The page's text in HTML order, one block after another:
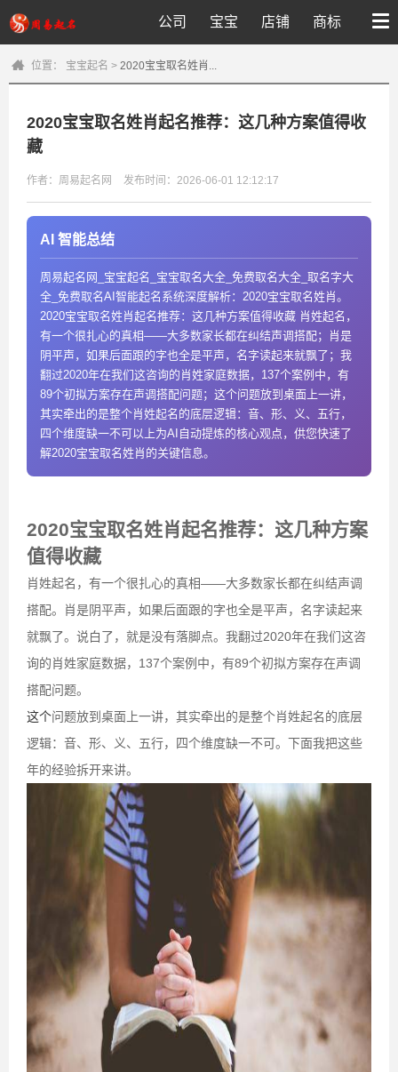
公司 宝宝 店铺 商标
位置： 宝宝起名 > 2020宝宝取名姓肖...
2020宝宝取名姓肖起名推荐：这几种方案值得收
藏
作者：周易起名网 发布时间：2026-06-01 12:12:17
AI 智能总结
周易起名网_宝宝起名_宝宝取名大全_免费取名大全_取名字大
全_免费取名AI智能起名系统深度解析：2020宝宝取名姓肖。
2020宝宝取名姓肖起名推荐：这几种方案值得收藏 肖姓起名，
有一个很扎心的真相——大多数家长都在纠结声调搭配；肖是
阴平声，如果后面跟的字也全是平声，名字读起来就飘了；我
翻过2020年在我们这咨询的肖姓家庭数据，137个案例中，有
89个初拟方案存在声调搭配问题；这个问题放到桌面上一讲，
其实牵出的是整个肖姓起名的底层逻辑：音、形、义、五行，
四个维度缺一不可以上为AI自动提炼的核心观点，供您快速了
解2020宝宝取名姓肖的关键信息。
2020宝宝取名姓肖起名推荐：这几种方案
值得收藏
肖姓起名，有一个很扎心的真相——大多数家长都在纠结声调
搭配。肖是阴平声，如果后面跟的字也全是平声，名字读起来
就飘了。说白了，就是没有落脚点。我翻过2020年在我们这咨
询的肖姓家庭数据，137个案例中，有89个初拟方案存在声调
搭配问题。
这个问题放到桌面上一讲，其实牵出的是整个肖姓起名的底层
逻辑：音、形、义、五行，四个维度缺一不可。下面我把这些
年的经验拆开来讲。